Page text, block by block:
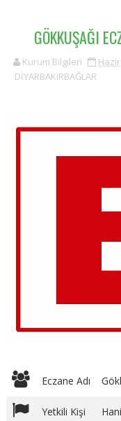
GÖKKUŞAĞI
Kurum Bilgileri
DİYARBAKIRBAĞLAR
Eczane Adı
Yetkili Kişi